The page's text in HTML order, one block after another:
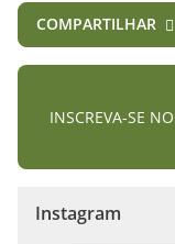
COMPARTILHAR
INSCREVA-SE
Instagram